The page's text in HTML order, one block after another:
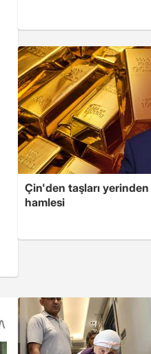
Çin'den taşları
hamlesi